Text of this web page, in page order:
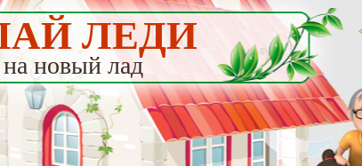
ЛЕДИ
на новый лад